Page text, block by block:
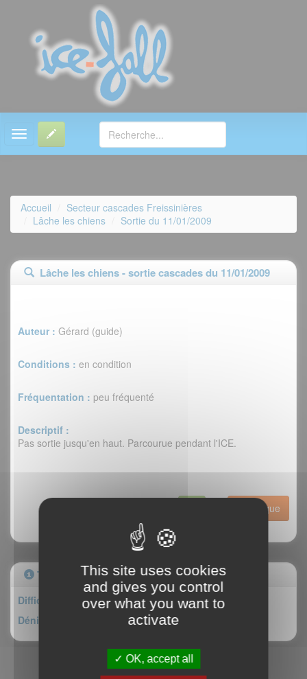
MENU
Accueil
Secteur cascades Freissinières
Lâche les chiens
Sortie du 11/01/2009
Lâche les chiens - sortie cascades du 11/01/2009
Auteur : Gérard (guide)
Conditions : en condition
Fréquentation : peu fréquenté
Descriptif :
Pas sortie jusqu'en haut. Parcourue pendant l'ICE.
Historique
Topo
Difficulté : V/5+/7a
Dénivelé : 180m
This site uses cookies
and gives you control
over what you want to
activate
OK, accept all